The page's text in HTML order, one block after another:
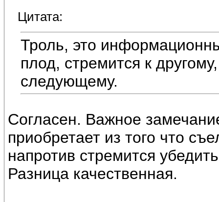
Цитата:
Троль, это
плод, стремится к
следующему.
Согласен. Важное
приобретает из того что
напротив стремится
Разница качественная.